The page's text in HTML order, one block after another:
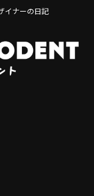
イナーの日記